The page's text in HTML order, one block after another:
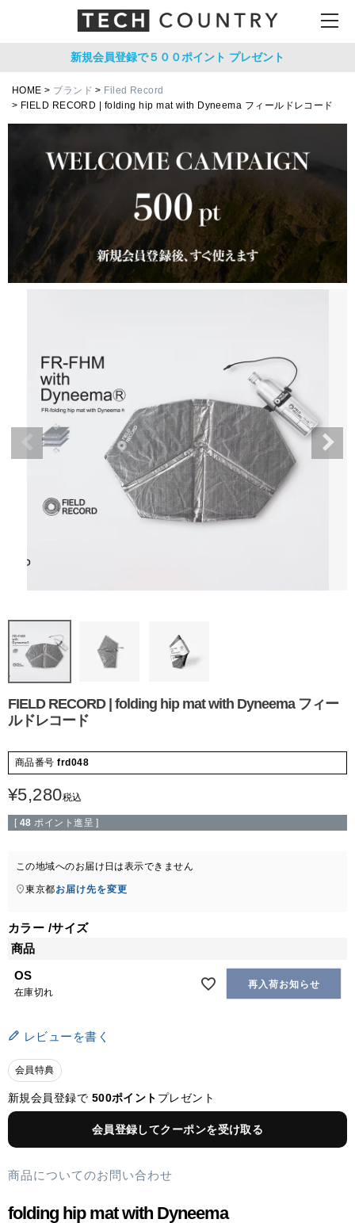
新規会員登録で５００ポイント プレゼント
HOME ブランド
Filed Record
FIELD RECORD | folding hip mat with Dyneema フィールドレコード
FIELD RECORD | folding hip mat with Dyneema フィー
ルドレコード
商品番号 frd048
¥5,280税込
[ 48 ポイント進呈 ]
この地域へのお届け日は表示できません
東京都お届け先を変更
カラー サイズ
商品
OS
在庫切れ
再入荷お知らせ
レビューを書く
会員特典
新規会員登録で 500ポイント プレゼント
会員登録してクーポンを受け取る
商品についてのお問い合わせ
folding hip mat with Dyneema